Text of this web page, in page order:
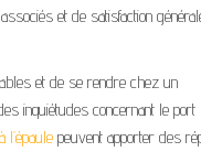
et de satisfaction
et de se rendre chez un
inquiétudes concernant le port
peuvent apporter des